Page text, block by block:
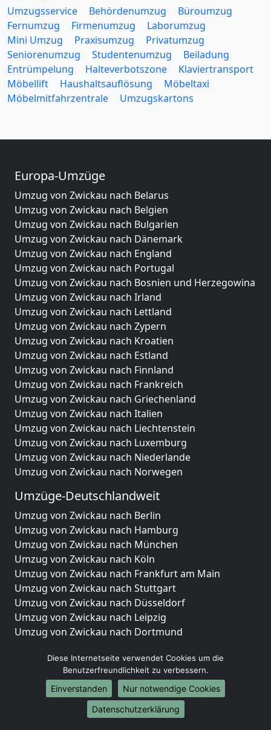
Umzugsservice Behördenumzug
Büroumzug
Fernumzug
Firmenumzug
Laborumzug
Mini Umzug
Praxisumzug
Privatumzug
Seniorenumzug
Studentenumzug
Beiladung
Entrümpelung
Halteverbotszone
Klaviertransport
Möbellift
Haushaltsauflösung
Möbeltaxi
Möbelmitfahrzentrale
Umzugskartons
Europa-Umzüge
Umzug von Zwickau nach Belarus
Umzug von Zwickau nach Belgien
Umzug von Zwickau nach Bulgarien
Umzug von Zwickau nach Dänemark
Umzug von Zwickau nach England
Umzug von Zwickau nach Portugal
Umzug von Zwickau nach Bosnien und Herzegowina
Umzug von Zwickau nach Irland
Umzug von Zwickau nach Lettland
Umzug von Zwickau nach Zypern
Umzug von Zwickau nach Kroatien
Umzug von Zwickau nach Estland
Umzug von Zwickau nach Finnland
Umzug von Zwickau nach Frankreich
Umzug von Zwickau nach Griechenland
Umzug von Zwickau nach Italien
Umzug von Zwickau nach Liechtenstein
Umzug von Zwickau nach Luxemburg
Umzug von Zwickau nach Niederlande
Umzug von Zwickau nach Norwegen
Umzüge-Deutschlandweit
Umzug von Zwickau nach Berlin
Umzug von Zwickau nach Hamburg
Umzug von Zwickau nach München
Umzug von Zwickau nach Köln
Umzug von Zwickau nach Frankfurt am Main
Umzug von Zwickau nach Stuttgart
Umzug von Zwickau nach Düsseldorf
Umzug von Zwickau nach Leipzig
Umzug von Zwickau nach Dortmund
Umzug von Zwickau nach Bremen
Umzug von Zwickau nach Dresden
Umzug von Zwickau nach Hannover
Umzug von Zwickau nach Nürnberg
Umzug von Zwickau nach Duisburg
Diese Internetseite verwendet Cookies um die
Benutzerfreundlichkeit zu verbessern.
Einverstanden
Nur notwendige Cookies
Datenschutzerklärung